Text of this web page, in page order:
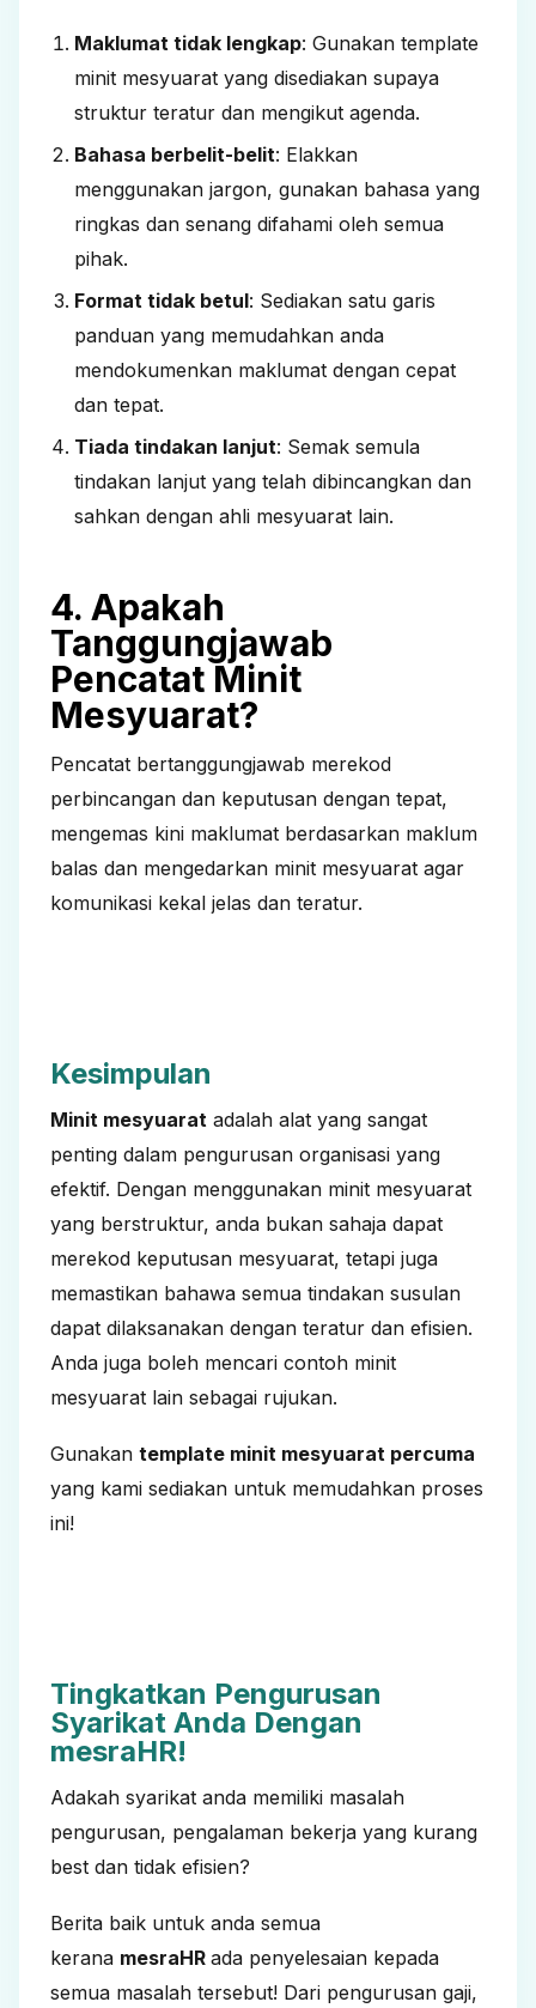
Maklumat tidak lengkap: Gunakan template
minit mesyuarat yang disediakan supaya
struktur teratur dan mengikut agenda.
Bahasa berbelit-belit: Elakkan
menggunakan jargon, gunakan bahasa yang
ringkas dan senang difahami oleh semua
pihak.
Format tidak betul: Sediakan satu garis
panduan yang memudahkan anda
mendokumenkan maklumat dengan cepat
dan tepat.
Tiada tindakan lanjut: Semak semula
tindakan lanjut yang telah dibincangkan dan
sahkan dengan ahli mesyuarat lain.
4. Apakah
Tanggungjawab
Pencatat Minit
Mesyuarat?
Pencatat bertanggungjawab merekod
perbincangan dan keputusan dengan tepat,
mengemas kini maklumat berdasarkan maklum
balas dan mengedarkan minit mesyuarat agar
komunikasi kekal jelas dan teratur.
Kesimpulan
Minit mesyuarat adalah alat yang sangat
penting dalam pengurusan organisasi yang
efektif. Dengan menggunakan minit mesyuarat
yang berstruktur, anda bukan sahaja dapat
merekod keputusan mesyuarat, tetapi juga
memastikan bahawa semua tindakan susulan
dapat dilaksanakan dengan teratur dan efisien.
Anda juga boleh mencari contoh minit
mesyuarat lain sebagai rujukan.
Gunakan template minit mesyuarat percuma
yang kami sediakan untuk memudahkan proses
ini!
Tingkatkan Pengurusan
Syarikat Anda Dengan
mesraHR!
Adakah syarikat anda memiliki masalah
pengurusan, pengalaman bekerja yang kurang
best dan tidak efisien?
Berita baik untuk anda semua
kerana mesraHR ada penyelesaian kepada
semua masalah tersebut! Dari pengurusan gaji,